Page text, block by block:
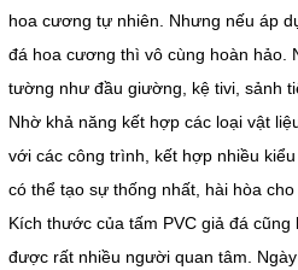
hoa cương tự nhiên. Nhưng nếu áp
đá hoa cương thì vô cùng hoàn hảo.
tường như đầu giường, kệ tivi, sảnh
Nhờ khả năng kết hợp các loại vật
với các công trình, kết hợp nhiều
có thể tạo sự thống nhất, hài hòa cho
Kích thước của tấm PVC giả đá
được rất nhiều người quan tâm.